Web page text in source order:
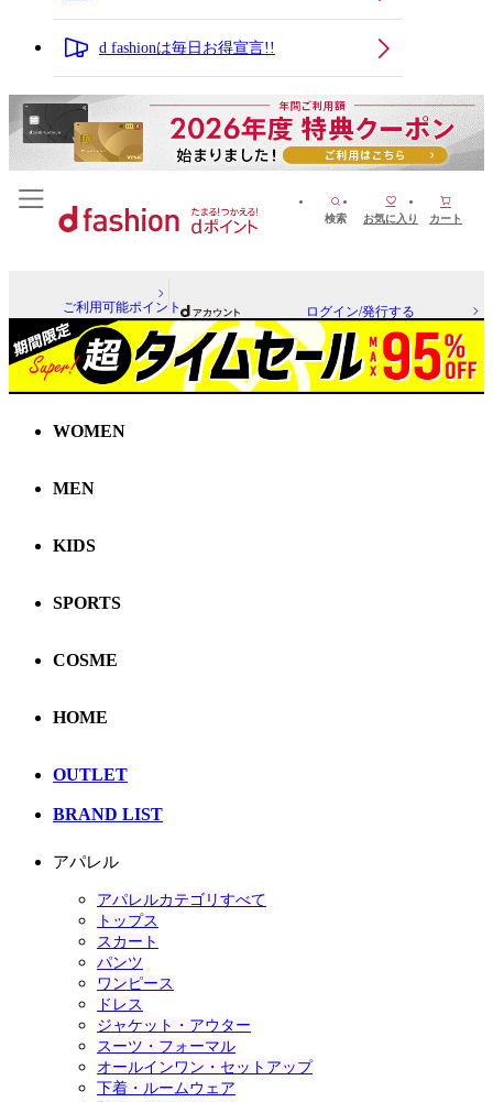
d fashionは毎日お得宣言!!
検索 お気に入り カート
ご利用可能ポイント ログイン/発行する
WOMEN
MEN
KIDS
SPORTS
COSME
HOME
OUTLET
BRAND LIST
アパレル
アパレルカテゴリすべて
トップス
スカート
パンツ
ワンピース
ドレス
ジャケット・アウター
スーツ・フォーマル
オールインワン・セットアップ
下着・ルームウェア